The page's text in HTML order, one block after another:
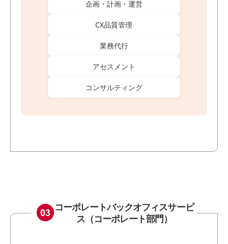
企画・計画・運営
CX品質管理
業務代行
アセスメント
コンサルティング
コーポレートバックオフィスサービ
ス （コーポレート部門）